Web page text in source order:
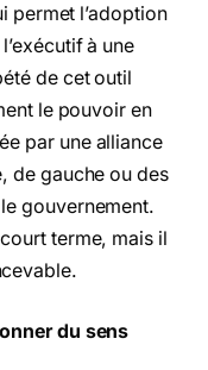
permet l’adoption
à une
de cet outil
le pouvoir en
par une alliance
de gauche ou des
gouvernement.
terme, mais il
du sens